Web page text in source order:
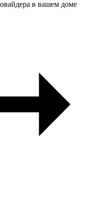
в вашем доме